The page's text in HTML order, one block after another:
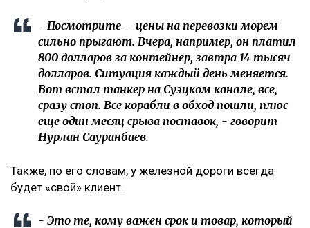
- Посмотрите – цены на перевозки морем
сильно прыгают. Вчера, например, он платил
800 долларов за контейнер, завтра 14 тысяч
долларов. Ситуация каждый день меняется.
Вот встал танкер на Суэцком канале, все,
сразу стоп. Все корабли в обход пошли, плюс
еще один месяц срыва поставок, - говорит
Нурлан Сауранбаев.
Также, по его словам, у железной дороги всегда
будет «свой» клиент.
- Это те, кому важен срок и товар, который